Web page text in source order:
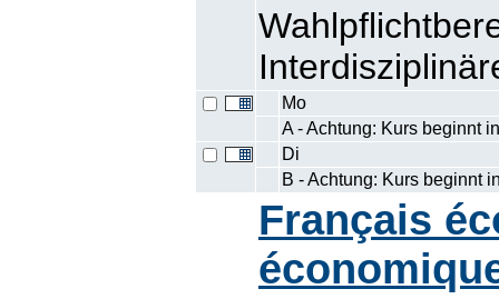
Mo
A - Achtung: Kurs beginnt
Di
B - Achtung: Kurs beginnt
Français